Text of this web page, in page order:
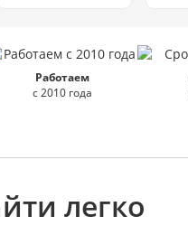
Работаем
с 2010 года
легко